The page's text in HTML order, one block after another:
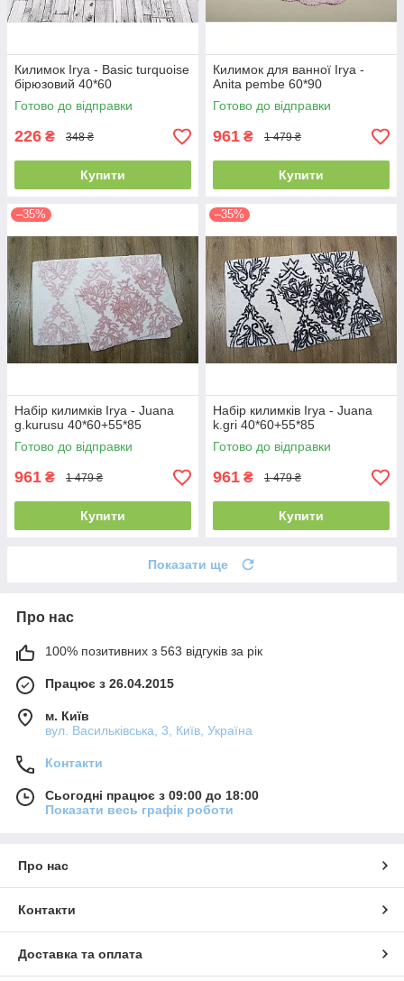
Килимок Irya - Basic turquoise
бірюзовий 40*60
Готово до відправки
226 ₴ 348 ₴
Купити
Килимок для ванної Irya -
Anita pembe 60*90
Готово до відправки
961 ₴ 1 479 ₴
Купити
–35%
Набір килимків Irya - Juana
g.kurusu 40*60+55*85
Готово до відправки
961 ₴ 1 479 ₴
Купити
–35%
Набір килимків Irya - Juana
k.gri 40*60+55*85
Готово до відправки
961 ₴ 1 479 ₴
Купити
Показати ще
Про нас
100% позитивних з 563 відгуків за рік
Працює з 26.04.2015
м. Київ
вул. Васильківська, 3, Київ, Україна
Контакти
Сьогодні працює з 09:00 до 18:00
Показати весь графік роботи
Про нас
Контакти
Доставка та оплата